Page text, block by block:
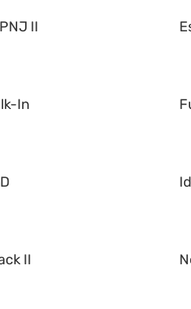
II
In
II